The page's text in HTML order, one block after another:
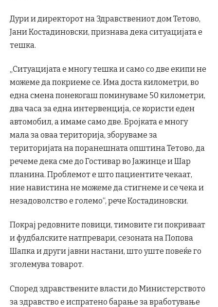
Дури и директорот на Здравствениот дом Тетово,
Јани Костадиновски, признава дека ситуацијата е
тешка.
„Ситуацијата е многу тешка и само со две екипи не
можеме да покриеме се. Има доста километри, во
една смена понекогаш поминуваме 50 километри,
два часа за една интервенција, се користи еден
автомобил, а имаме само две. Бројката е многу
мала за оваа територија, зборуваме за
територијата на поранешната општина Тетово, да
речеме дека сме до Гостивар во Јажинце и Шар
планина. Проблемот е што пациентите чекаат,
ние навистина не можеме да стигнеме и се чека и
незадоволство е големо“, рече Костадиновски.
Покрај редовните повици, тимовите ги покриваат
и фудбалските натпревари, сезоната на Попова
Шапка и други јавни настани, што уште повеќе го
зголемува товарот.
Според здравствените власти до Министерството
за здравство е испратено барање за вработување